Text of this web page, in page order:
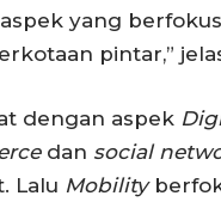
yang
pintar,”
dengan aspek
dan social
Lalu Mobility